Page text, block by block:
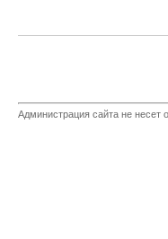
Администрация сайта не